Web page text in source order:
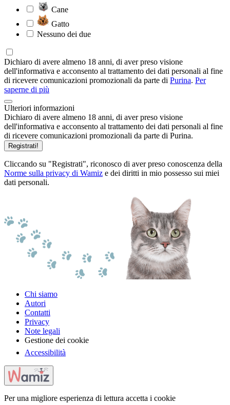
Cane
Gatto
Nessuno dei due
Dichiaro di avere almeno 18 anni, di aver preso visione
dell'informativa e acconsento al trattamento dei dati personali al fine
di ricevere comunicazioni promozionali da parte di Purina. Per
saperne di più
Ulteriori informazioni
Dichiaro di avere almeno 18 anni, di aver preso visione
dell'informativa e acconsento al trattamento dei dati personali al fine
di ricevere comunicazioni promozionali da parte di Purina.
Registrati!
Cliccando su "Registrati", riconosco di aver preso conoscenza della
Norme sulla privacy di Wamiz e dei diritti in mio possesso sui miei
dati personali.
Chi siamo
Autori
Contatti
Privacy
Note legali
Gestione dei cookie
Accessibilità
Per una migliore esperienza di lettura accetta i cookie